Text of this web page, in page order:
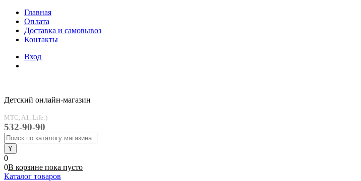
Главная
Оплата
Доставка и самовывоз
Контакты
Вход
Детский онлайн-магазин
MTC, A1, Life:)
532-90-90
0
0В корзине пока пусто
Каталог товаров